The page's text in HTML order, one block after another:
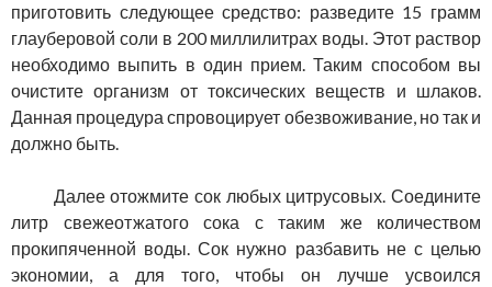
приготовить следующее средство: разведите 15 грамм
глауберовой соли в 200 миллилитрах воды. Этот раствор
необходимо выпить в один прием. Таким способом вы
очистите организм от токсических веществ и шлаков.
Данная процедура спровоцирует обезвоживание, но так и
должно быть.
Далее отожмите сок любых цитрусовых. Соедините
литр свежеотжатого сока с таким же количеством
прокипяченной воды. Сок нужно разбавить не с целью
экономии, а для того, чтобы он лучше усвоился